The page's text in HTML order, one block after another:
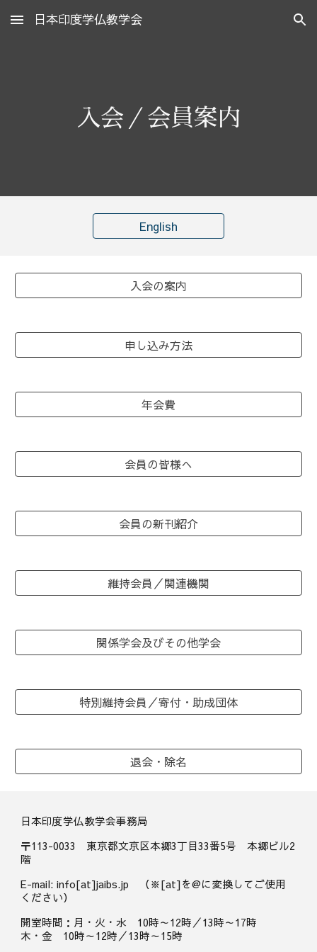
Skip to main content Skip to navigation
日本印度学仏教学会
入会／会員案内
English
入会の案内
申し込み方法
年会費
会員の皆様へ
会員の新刊紹介
維持会員／関連機関
関係学会及びその他学会
特別維持会員／寄付・助成団体
退会・除名
日本印度学仏教学会事務局
〒113-0033 東京都文京区本郷3丁目33番5号 本郷ビル2
階
E-mail: info[at]jaibs.jp （※[at]を@に変換してご使用
ください）
開室時間：月・火・水 10時～12時／13時～17時
木・金 10時～12時／13時～15時